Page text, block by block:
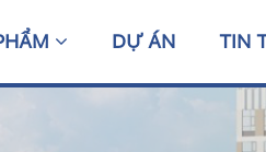
DỰ ÁN TIN